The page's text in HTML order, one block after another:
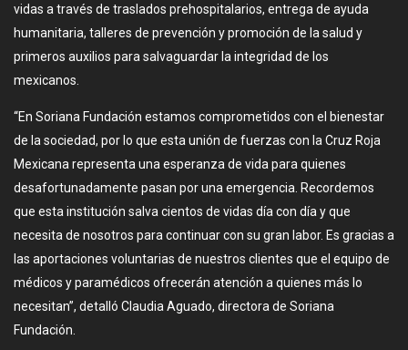
vidas a través de traslados prehospitalarios, entrega de ayuda
humanitaria, talleres de prevención y promoción de la salud y
primeros auxilios para salvaguardar la integridad de los
mexicanos.
“En Soriana Fundación estamos comprometidos con el bienestar
de la sociedad, por lo que esta unión de fuerzas con la Cruz Roja
Mexicana representa una esperanza de vida para quienes
desafortunadamente pasan por una emergencia. Recordemos
que esta institución salva cientos de vidas día con día y que
necesita de nosotros para continuar con su gran labor. Es gracias a
las aportaciones voluntarias de nuestros clientes que el equipo de
médicos y paramédicos ofrecerán atención a quienes más lo
necesitan”, detalló Claudia Aguado, directora de Soriana
Fundación.